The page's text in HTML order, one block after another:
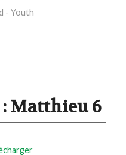
- Youth
Matthieu 6